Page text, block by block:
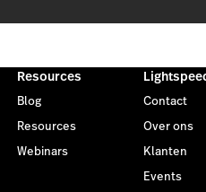
Resources
Blog
Resources
Webinars
Contact
Over ons
Klanten
Events